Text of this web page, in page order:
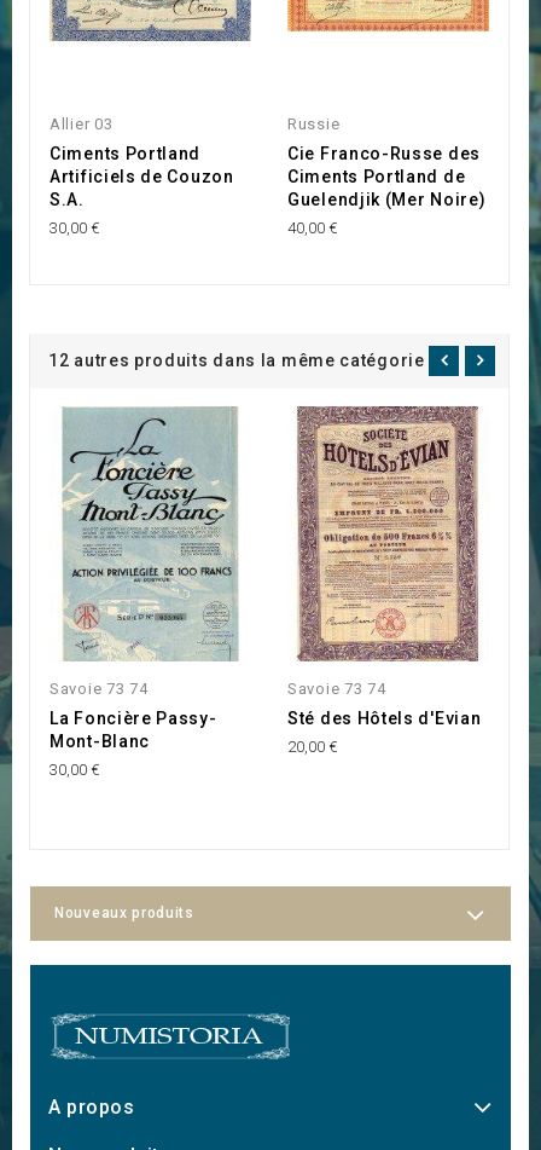
Allier 03
Ciments Portland
Artificiels de Couzon
S.A.
30,00 €
Russie
Cie Franco-Russe des
Ciments Portland de
Guelendjik (Mer Noire)
40,00 €
12 autres produits dans la même catégorie :
Savoie 73 74
La Foncière Passy-
Mont-Blanc
30,00 €
Savoie 73 74
Sté des Hôtels d'Evian
20,00 €
Nouveaux produits
A propos